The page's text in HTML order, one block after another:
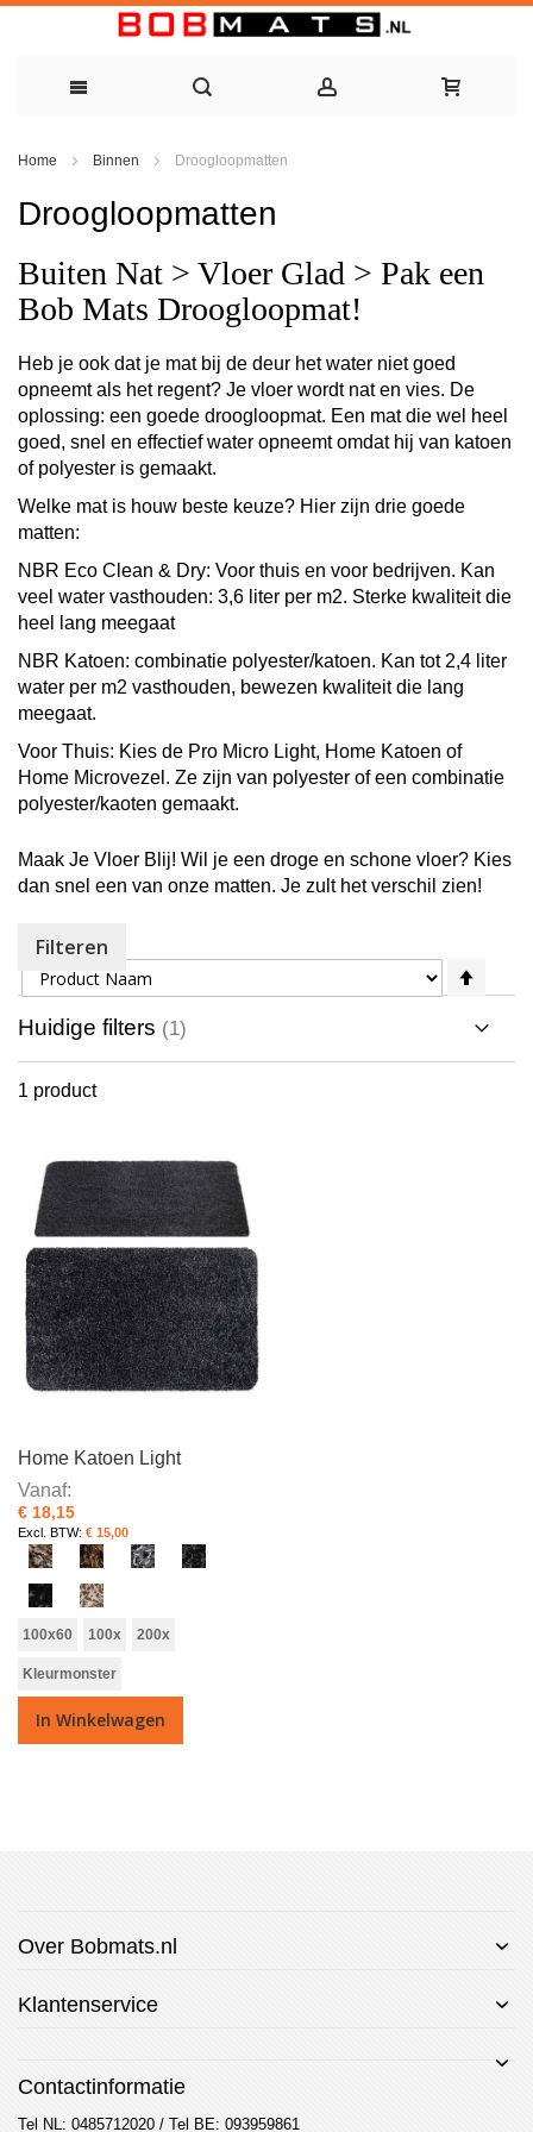
de
inhoud
Home Binnen Droogloopmatten
Droogloopmatten
Buiten Nat > Vloer Glad > Pak een
Bob Mats Droogloopmat!
Heb je ook dat je mat bij de deur het water niet goed
opneemt als het regent? Je vloer wordt nat en vies. De
oplossing: een goede droogloopmat. Een mat die wel heel
goed, snel en effectief water opneemt omdat hij van katoen
of polyester is gemaakt.
Welke mat is houw beste keuze? Hier zijn drie goede
matten:
NBR Eco Clean & Dry: Voor thuis en voor bedrijven. Kan
veel water vasthouden: 3,6 liter per m2. Sterke kwaliteit die
heel lang meegaat
NBR Katoen: combinatie polyester/katoen. Kan tot 2,4 liter
water per m2 vasthouden, bewezen kwaliteit die lang
meegaat.
Voor Thuis: Kies de Pro Micro Light, Home Katoen of
Home Microvezel. Ze zijn van polyester of een combinatie
polyester/kaoten gemaakt.
Maak Je Vloer Blij! Wil je een droge en schone vloer? Kies
dan snel een van onze matten. Je zult het verschil zien!
1 product
Sorteer op
hoog
naar
Home Katoen Light
Vanaf
€ 18,15
€ 15,00
100x60 100x 200x
Kleurmonster
In Winkelwagen
Filteren
Huidige filters
Over Bobmats.nl
Klantenservice
Contactinformatie
Tel NL: 0485712020 / Tel BE: 093959861